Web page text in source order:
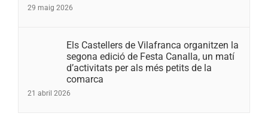
29 maig 2026
Els Castellers de Vilafranca organitzen la
segona edició de Festa Canalla, un matí
d’activitats per als més petits de la
comarca
21 abril 2026